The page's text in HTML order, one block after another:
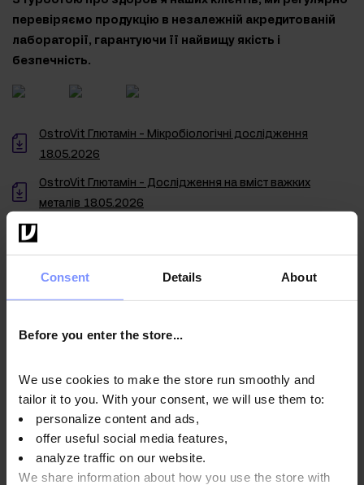
Consent Details About
Before you enter the store...
We use cookies to make the store run smoothly and
tailor it to you. With your consent, we will use them to:
personalize content and ads,
offer useful social media features,
analyze traffic on our website.
We share information about how you use the store with
перевіряємо продукцію в незалежній акредитованій
лабораторії, гарантуючи її найвищу якість і
безпечність.
OstroVit Глютамін - Мікробіологічні дослідження
18.05.2026
OstroVit Глютамін - Дослідження на вміст важких
металів 18.05.2026
Параметри